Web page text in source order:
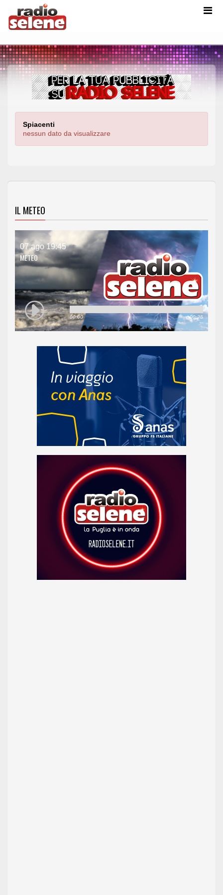
Spiacenti
nessun dato da visualizzare
IL METEO
07 ago 19:45
METEO
00:00 00:25